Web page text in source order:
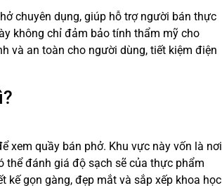
chuyên dụng, giúp hỗ trợ người bán thực
không chỉ đảm bảo tính thẩm mỹ cho
và an toàn cho người dùng, tiết kiệm điện
xem quầy bán phở. Khu vực này vốn là nơi
thể đánh giá độ sạch sẽ của thực phẩm
gọn gàng, đẹp mắt và sắp xếp khoa học